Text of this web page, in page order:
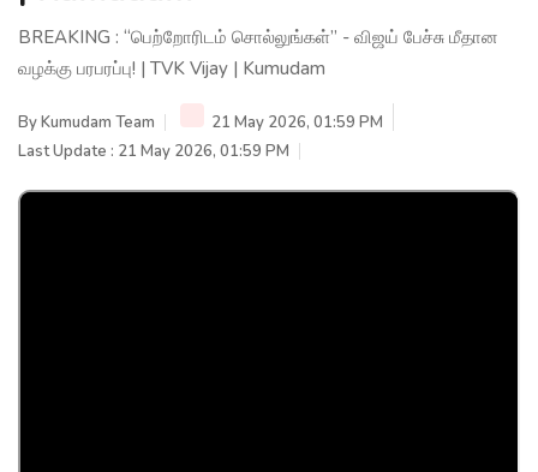
BREAKING : “பெற்றோரிடம் சொல்லுங்கள்” - விஜய் பேச்சு மீதான
வழக்கு பரபரப்பு! | TVK Vijay | Kumudam
ByKumudam Team
21 May 2026, 01:59 PM
Last Update : 21 May 2026, 01:59 PM